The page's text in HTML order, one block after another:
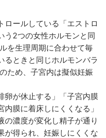
ロールしている「エストロ
う2つの女性ホルモンと同
を生理周期に合わせて毎
るときと同じホルモンバラ
ため、子宮内は擬似妊娠
卵が休止する」「子宮内膜
膜に着床しにくくなる」
の濃度が変化し精子が通り
が得られ、妊娠しにくくな